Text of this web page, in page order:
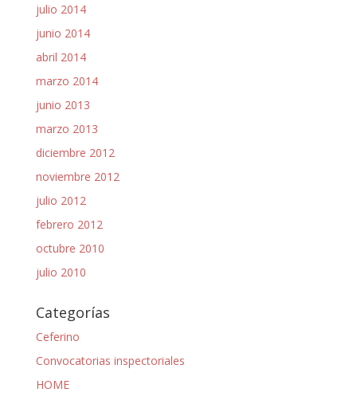
julio 2014
junio 2014
abril 2014
marzo 2014
junio 2013
marzo 2013
diciembre 2012
noviembre 2012
julio 2012
febrero 2012
octubre 2010
julio 2010
Categorías
Ceferino
Convocatorias inspectoriales
HOME